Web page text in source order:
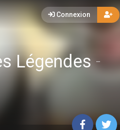
Connexion
Légendes -